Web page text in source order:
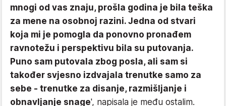
mnogi od vas znaju, prošla godina je bila teška
za mene na osobnoj razini. Jedna od stvari
koja mi je pomogla da ponovno pronađem
ravnotežu i perspektivu bila su putovanja.
Puno sam putovala zbog posla, ali sam si
također svjesno izdvajala trenutke samo za
sebe - trenutke za disanje, razmišljanje i
obnavljanje snage', napisala je među ostalim.